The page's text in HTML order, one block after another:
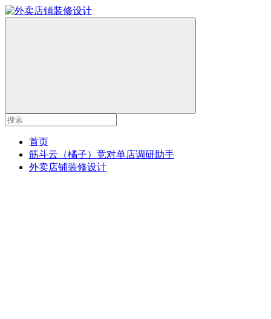
首页
筋斗云（橘子）竞对单店调研助手
外卖店铺装修设计